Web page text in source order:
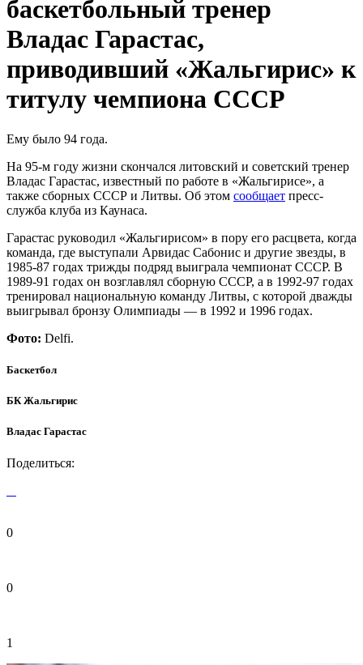
баскетбольный тренер
Владас Гарастас,
приводивший «Жальгирис» к
титулу чемпиона СCCР
Ему было 94 года.
На 95-м году жизни скончался литовский и советский тренер
Владас Гарастас, известный по работе в «Жальгирисе», а
также сборных СССР и Литвы. Об этом сообщает пресс-
служба клуба из Каунаса.
Гарастас руководил «Жальгирисом» в пору его расцвета, когда
команда, где выступали Арвидас Сабонис и другие звезды, в
1985-87 годах трижды подряд выиграла чемпионат СССР. В
1989-91 годах он возглавлял сборную СССР, а в 1992-97 годах
тренировал национальную команду Литвы, с которой дважды
выигрывал бронзу Олимпиады — в 1992 и 1996 годах.
Фото: Delfi.
Баскетбол
БК Жальгирис
Владас Гарастас
Поделиться:
0
0
1